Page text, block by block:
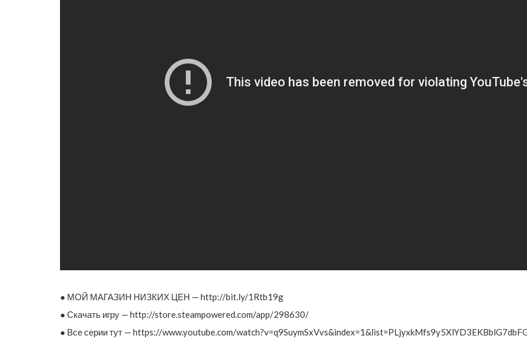
● МОЙ МАГАЗИН НИЗКИХ ЦЕН — http://bit.ly/1Rtb19g
● Скачать игру — http://store.steampowered.com/app/298630/
● Все серии тут — https://www.youtube.com/